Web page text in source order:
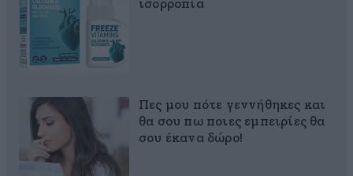
ισορροπία
Πες μου πότε γεννήθηκες και
θα σου πω ποιες εμπειρίες θα
σου έκανα δώρο!